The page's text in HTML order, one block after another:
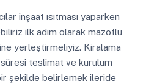
inşaat ısıtması yaparken
ilk adım olarak mazotlu
yerleştirmeliyiz. Kiralama
teslimat ve kurulum
şekilde belirlemek ileride